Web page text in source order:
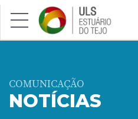
Saltar para conteúdo principal
COMUNICAÇÃO
NOTÍCIAS